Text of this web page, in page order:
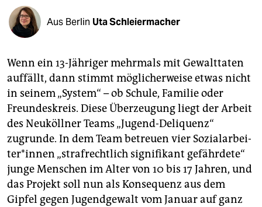
veranstaltungen
shop
unterstützen
abo
genossenschaft
epaper login
Aus Berlin Uta Schleiermacher
Wenn ein 13-Jähriger mehrmals mit Gewalttaten
auffällt, dann stimmt möglicherweise etwas nicht
in seinem „System“ – ob Schule, Familie oder
Freundeskreis. Diese Überzeugung liegt der Arbeit
des Neuköllner Teams „Jugend-Deliquenz“
zugrunde. In dem Team betreuen vier So­zi­al­ar­bei­
te­r*in­nen „strafrechtlich signifikant gefährdete“
junge Menschen im Alter von 10 bis 17 Jahren, und
das Projekt soll nun als Konsequenz aus dem
Gipfel gegen Jugendgewalt vom Januar auf ganz